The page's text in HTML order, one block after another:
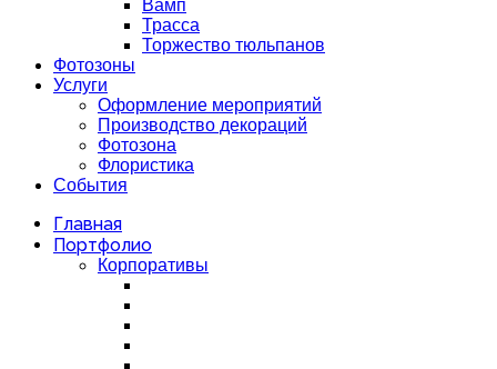
Вамп
Трасса
Торжество тюльпанов
Фотозоны
Услуги
Оформление мероприятий
Производство декораций
Фотозона
Флористика
События
Главная
Портфолио
Корпоративы